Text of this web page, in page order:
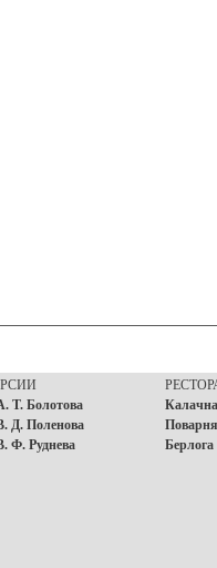
Т. Болотова
Д. Поленова
Ф. Руднева
Берлога